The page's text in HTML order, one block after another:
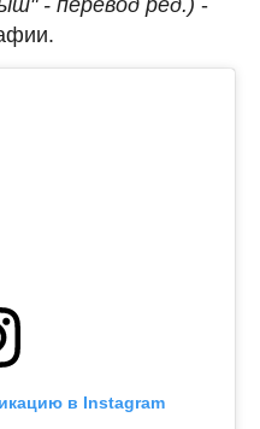
в Instagram